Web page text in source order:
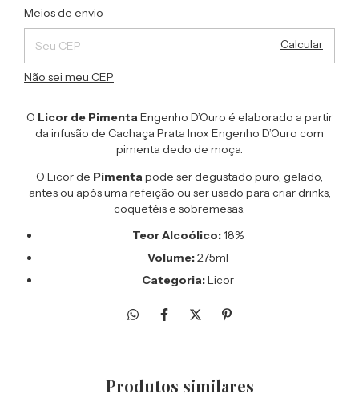
Entregas para o CEP:
Meios de envio
Calcular
Não sei meu CEP
O Licor de Pimenta Engenho D’Ouro é elaborado a partir
da infusão de Cachaça Prata Inox Engenho D’Ouro com
pimenta dedo de moça.
O Licor de Pimenta pode ser degustado puro, gelado,
antes ou após uma refeição ou ser usado para criar drinks,
coquetéis e sobremesas.
Teor Alcoólico:18%
Volume:275ml
Categoria:Licor
Produtos similares